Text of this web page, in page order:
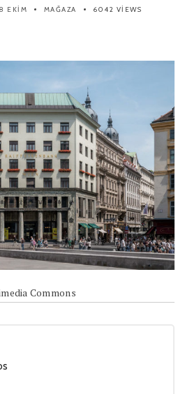
8 EKIM MAĞAZA 6042 VIEWS
Commons